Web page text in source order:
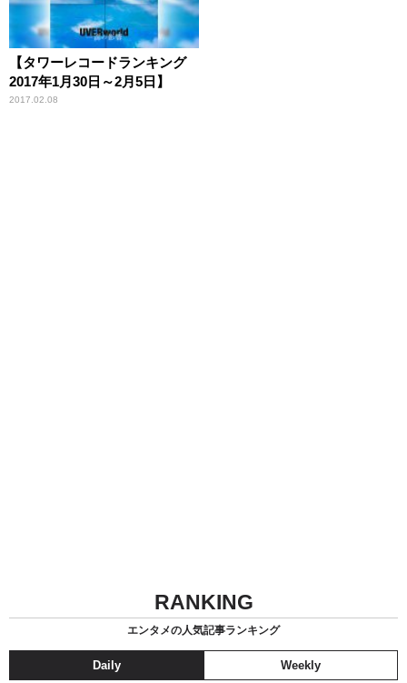
【タワーレコードランキング
2017年1月30日～2月5日】
2017.02.08
RANKING
エンタメの人気記事ランキング
Daily Weekly